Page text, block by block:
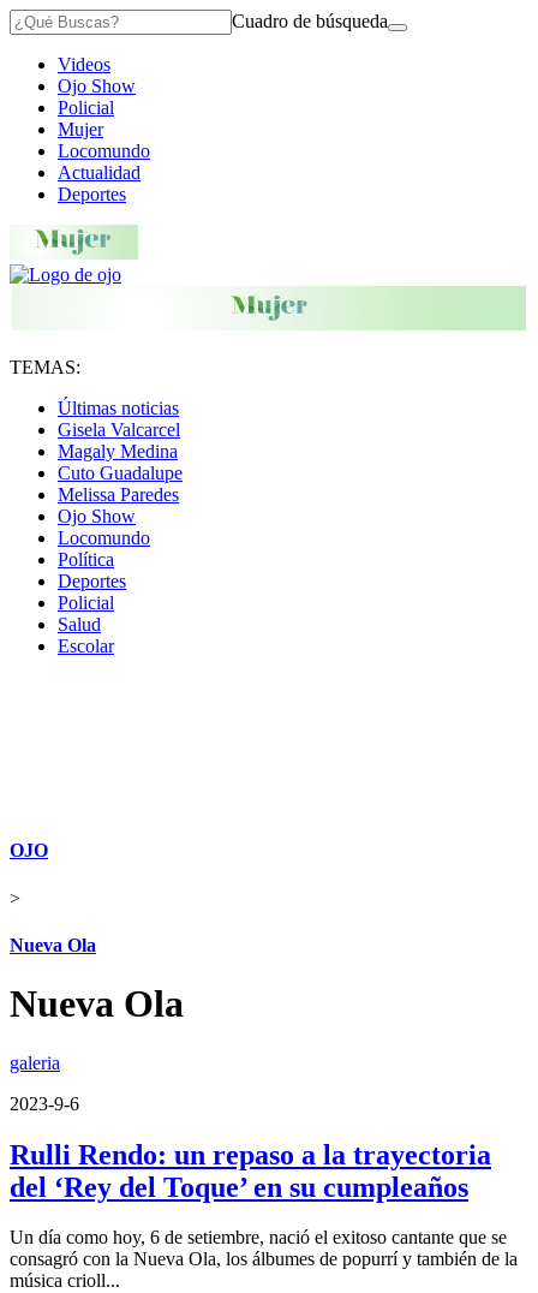
Cuadro de búsqueda
Videos
Ojo Show
Policial
Mujer
Locomundo
Actualidad
Deportes
TEMAS:
Últimas noticias
Gisela Valcarcel
Magaly Medina
Cuto Guadalupe
Melissa Paredes
Ojo Show
Locomundo
Política
Deportes
Policial
Salud
Escolar
OJO
>
Nueva Ola
Nueva Ola
galeria
2023-9-6
Rulli Rendo: un repaso a la trayectoria
del ‘Rey del Toque’ en su cumpleaños
Un día como hoy, 6 de setiembre, nació el exitoso cantante que se
consagró con la Nueva Ola, los álbumes de popurrí y también de la
música crioll...